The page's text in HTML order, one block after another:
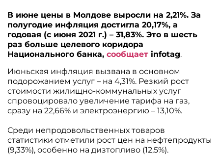
В июне цены в Молдове выросли на 2,21%. За
полугодие инфляция достигла 20,17%, а
годовая (с июня 2021 г.) – 31,83%. Это в шесть
раз больше целевого коридора
Национального банка,сообщает infotag.
Июньская инфляция вызвана в основном
подорожанием услуг – на 4,31%. Резкий рост
стоимости жилищно-коммунальных услуг
спровоцировало увеличение тарифа на газ,
сразу на 22,66% и электроэнергию – 13,10%.
Среди непродовольственных товаров
статистики отметили рост цен на нефтепродукты
(9,33%), особенно на дизтопливо (12,5%).